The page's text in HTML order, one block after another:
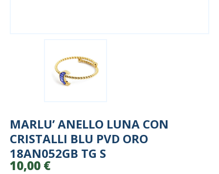
MARLU’ ANELLO LUNA CON
CRISTALLI BLU PVD ORO
18AN052GB TG S
10,00 €